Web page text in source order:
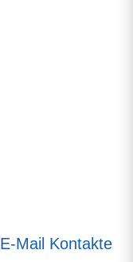
E-Mail Kontakte